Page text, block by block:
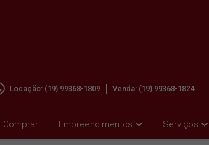
Comprar Empreendimentos Serviços
Locação: (19) 99368-1809 Venda: (19) 99368-1824